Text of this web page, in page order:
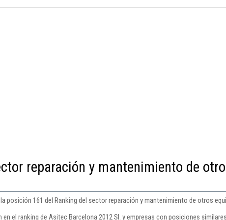
reparación y mantenimiento de
posición 161 del Ranking del sector reparación y mantenimiento de otros
el ranking de Asitec Barcelona 2012 Sl. y empresas con posiciones